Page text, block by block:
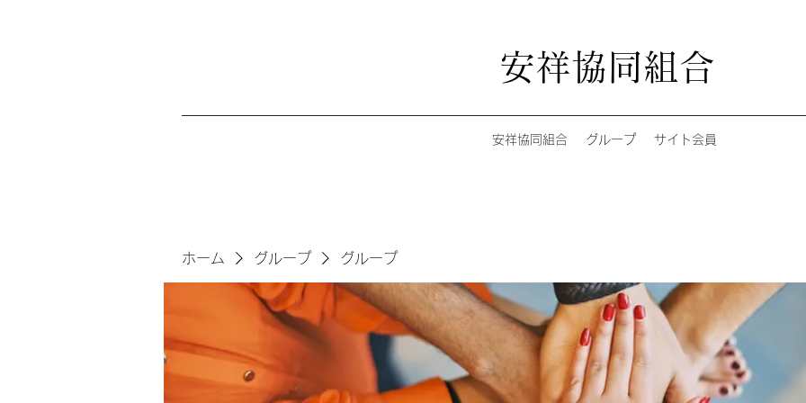
安祥協同組合
安祥協同組合 グループ サイト会員
ホーム グループ グループ